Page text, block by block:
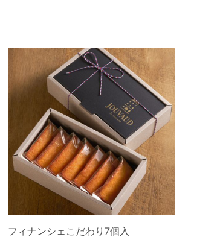
フィナンシェこだわり7個入